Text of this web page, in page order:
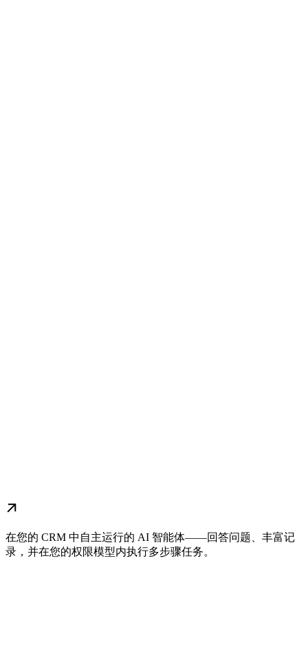
在您的 CRM 中自主运行的 AI 智能体——回答问题、丰富记
录，并在您的权限模型内执行多步骤任务。